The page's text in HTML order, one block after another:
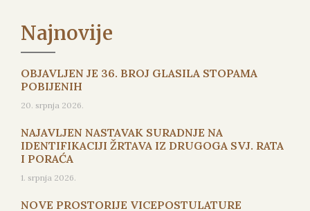
Najnovije
OBJAVLJEN JE 36. BROJ GLASILA STOPAMA
POBIJENIH
20. srpnja 2026.
NAJAVLJEN NASTAVAK SURADNJE NA
IDENTIFIKACIJI ŽRTAVA IZ DRUGOGA SVJ. RATA
I PORAĆA
1. srpnja 2026.
NOVE PROSTORIJE VICEPOSTULATURE